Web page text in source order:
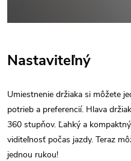
Nastaviteľný
Umiestnenie držiaka si môžete
potrieb a preferencií. Hlava
360 stupňov. Ľahký a
viditeľnosť počas jazdy. Teraz
jednou rukou!